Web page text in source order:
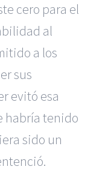
cero para el
al
a los
sus
evitó esa
habría tenido
sido un
|Reclamación
Madrid |